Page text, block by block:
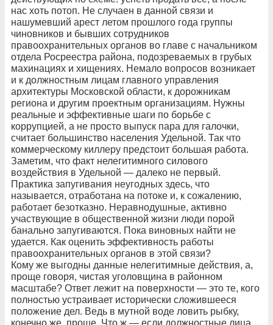
нас хоть потоп. Не случаен в данной связи и
нашумевший арест летом прошлого года группы
чиновников и бывших сотрудников
правоохранительных органов во главе с начальником
отдела Росреестра района, подозреваемых в грубых
махинациях и хищениях. Немало вопросов возникает
и к должностным лицам главного управления
архитектуры Московской области, к дорожникам
региона и другим проектным организациям. Нужны
реальные и эффективные шаги по борьбе с
коррупцией, а не просто выпуск пара для галочки,
считает большинство населения Удельной. Так что
коммерческому киллеру предстоит большая работа.
Заметим, что факт нелегитимного силового
воздействия в Удельной — далеко не первый.
Практика запугивания неугодных здесь, что
называется, отработана на потоке и, к сожалению,
работает безотказно. Неравнодушные, активно
участвующие в общественной жизни люди порой
банально запугиваются. Пока виновных найти не
удается. Как оценить эффективность работы
правоохранительных органов в этой связи?
Кому же выгодны данные нелегитимные действия, а,
проще говоря, чистая уголовщина в районном
масштабе? Ответ лежит на поверхности — это те, кого
полностью устраивает исторически сложившееся
положение дел. Ведь в мутной воде ловить рыбку,
конечно же, проще. Что ж — если должностные лица